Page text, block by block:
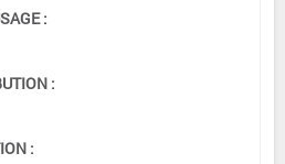
:
:
: